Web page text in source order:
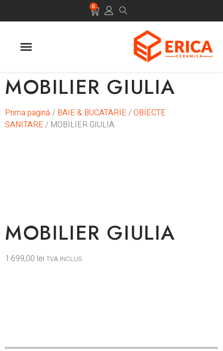
0
MOBILIER GIULIA
Prima pagină / BAIE & BUCATARIE /OBIECTE
SANITARE / MOBILIER GIULIA
MOBILIER GIULIA
1.699,00 lei TVA INCLUS